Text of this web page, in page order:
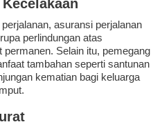
asuransi perjalanan
perlindungan atas
Selain itu, pemegang
tambahan seperti santunan
kematian bagi keluarga